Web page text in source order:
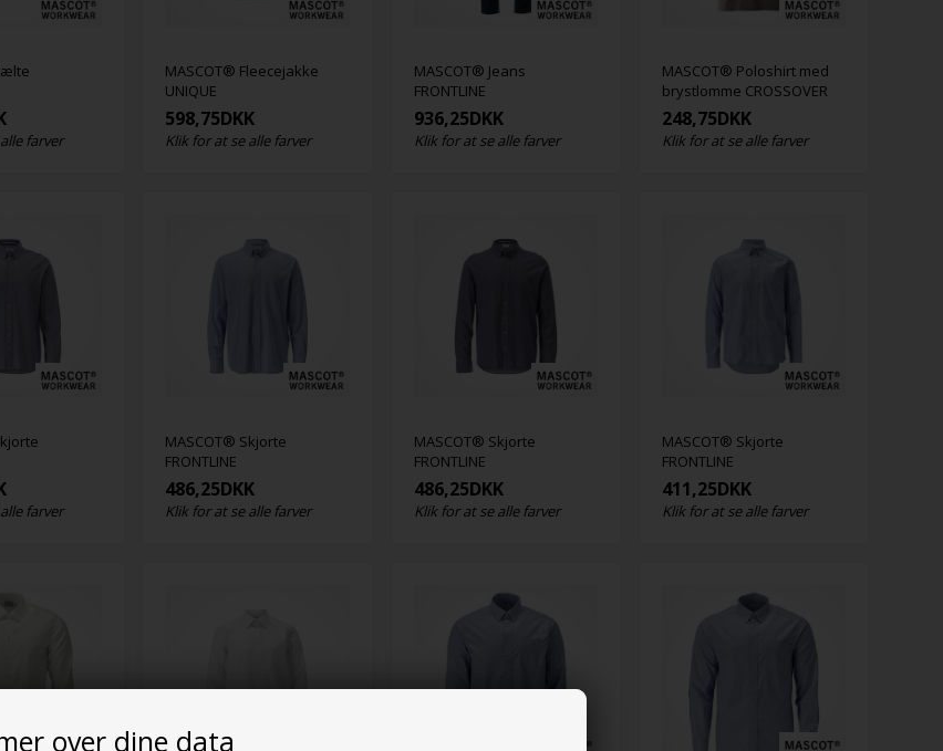
over dine data
farver
MASCOT® Fleecejakke
UNIQUE
598,75DKK
Klik for at se alle farver
MASCOT® Jeans
FRONTLINE
936,25DKK
Klik for at se alle farver
MASCOT® Poloshirt med
brystlomme CROSSOVER
248,75DKK
Klik for at se alle farver
farver
MASCOT® Skjorte
FRONTLINE
486,25DKK
Klik for at se alle farver
MASCOT® Skjorte
FRONTLINE
486,25DKK
Klik for at se alle farver
MASCOT® Skjorte
FRONTLINE
411,25DKK
Klik for at se alle farver